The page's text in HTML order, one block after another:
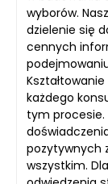
wyborów.
dzielenie się
cennych
każdego
tym procesie.
pozytywnych
wszystkim.